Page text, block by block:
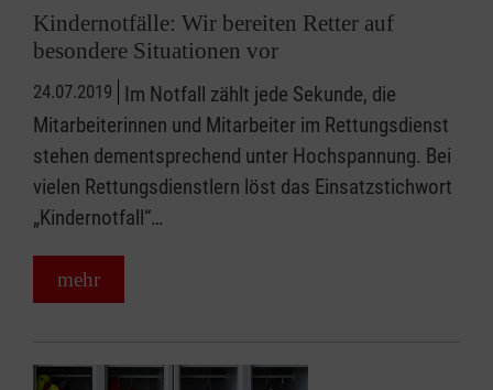
Kindernotfälle: Wir bereiten Retter auf
besondere Situationen vor
24.07.2019
Im Notfall zählt jede Sekunde, die
Mitarbeiterinnen und Mitarbeiter im Rettungsdienst
stehen dementsprechend unter Hochspannung. Bei
vielen Rettungsdienstlern löst das Einsatzstichwort
„Kindernotfall“…
mehr